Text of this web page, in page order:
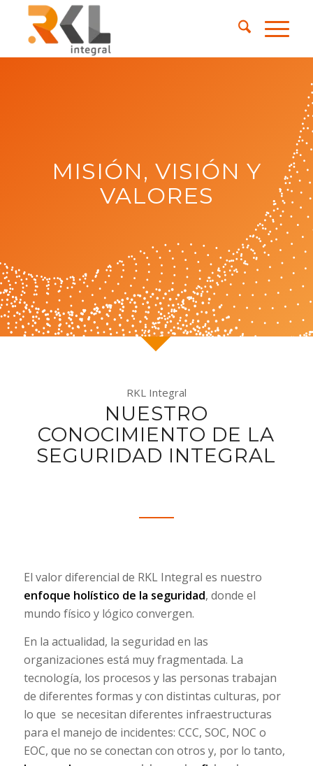
MISIÓN, VISIÓN Y
VALORES
RKL Integral
NUESTRO
CONOCIMIENTO DE LA
SEGURIDAD INTEGRAL
El valor diferencial de RKL Integral es nuestro
enfoque holístico de la seguridad, donde el
mundo físico y lógico convergen.
En la actualidad, la seguridad en las
organizaciones está muy fragmentada. La
tecnología, los procesos y las personas trabajan
de diferentes formas y con distintas culturas, por
lo que se necesitan diferentes infraestructuras
para el manejo de incidentes: CCC, SOC, NOC o
EOC, que no se conectan con otros y, por lo tanto,